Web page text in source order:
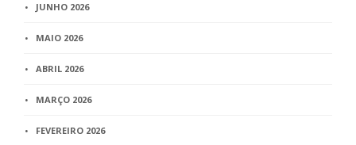
JUNHO 2026
MAIO 2026
ABRIL 2026
MARÇO 2026
FEVEREIRO 2026